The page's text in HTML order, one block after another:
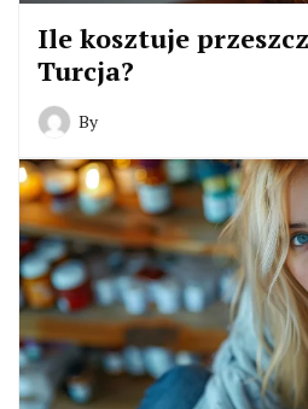
Ile kosztuje
Turcja?
By